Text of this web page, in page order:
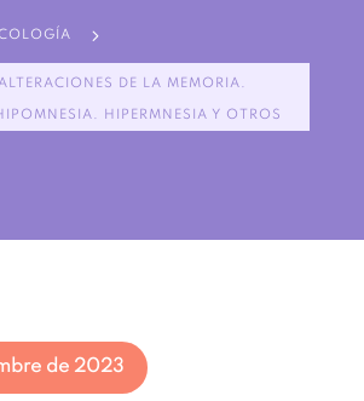
5
DE LA MEMORIA.
HIPERMNESIA Y OTROS
de 2023